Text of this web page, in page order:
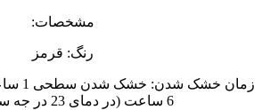
مشخصات:
رنگ: قرمز
زمان
6 ساعت (در دمای 23 در جه سانتیگراد)